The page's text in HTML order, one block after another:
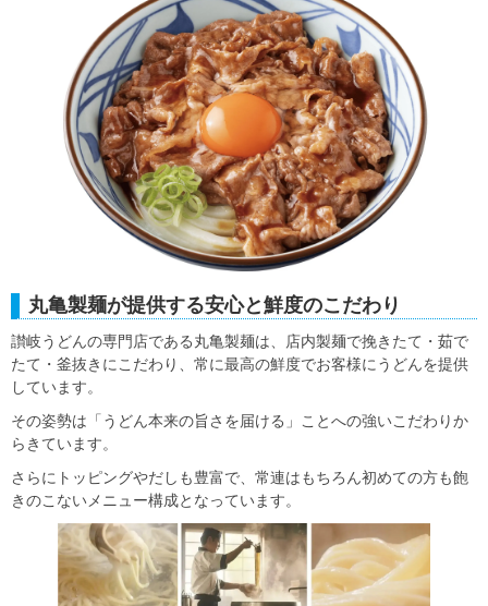
丸亀製麺が提供する安心と鮮度のこだわり
讃岐うどんの専門店である丸亀製麺は、店内製麺で挽きたて・茹で
たて・釜抜きにこだわり、常に最高の鮮度でお客様にうどんを提供
しています。
その姿勢は「うどん本来の旨さを届ける」ことへの強いこだわりか
らきています。
さらにトッピングやだしも豊富で、常連はもちろん初めての方も飽
きのこないメニュー構成となっています。